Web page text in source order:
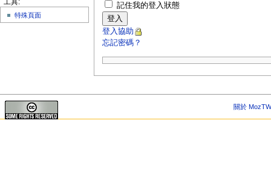
記住我的登入狀態
登入
登入協助
忘記密碼？
工具:
特殊頁面
關於